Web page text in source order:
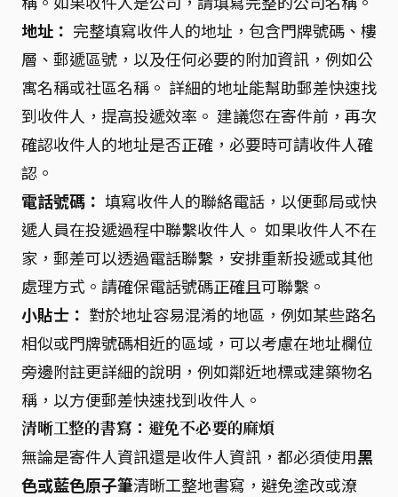
地址： 完整填寫收件人的地址，包含門牌號碼、樓
層、郵遞區號，以及任何必要的附加資訊，例如公
寓名稱或社區名稱。 詳細的地址能幫助郵差快速找
到收件人，提高投遞效率。 建議您在寄件前，再次
確認收件人的地址是否正確，必要時可請收件人確
認。
電話號碼： 填寫收件人的聯絡電話，以便郵局或快
遞人員在投遞過程中聯繫收件人。 如果收件人不在
家，郵差可以透過電話聯繫，安排重新投遞或其他
處理方式。請確保電話號碼正確且可聯繫。
小貼士： 對於地址容易混淆的地區，例如某些路名
相似或門牌號碼相近的區域，可以考慮在地址欄位
旁邊附註更詳細的說明，例如鄰近地標或建築物名
稱，以方便郵差快速找到收件人。
清晰工整的書寫：避免不必要的麻煩
無論是寄件人資訊還是收件人資訊，都必須使用黑
色或藍色原子筆清晰工整地書寫，避免塗改或潦